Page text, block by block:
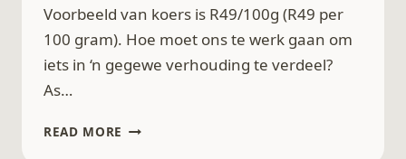
Voorbeeld van koers is R49/100g (R49 per
100 gram). Hoe moet ons te werk gaan om
iets in ‘n gegewe verhouding te verdeel?
As…
READ MORE VERHOUDING